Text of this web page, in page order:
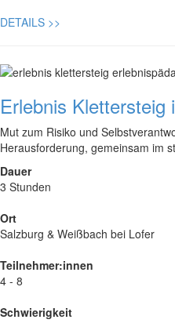
DETAILS >>
Erlebnis Klettersteig
Mut zum Risiko und
Herausforderung, gemeinsam im
Dauer
3 Stunden
Ort
Salzburg & Weißbach bei Lofer
Teilnehmer:innen
4 - 8
Schwierigkeit